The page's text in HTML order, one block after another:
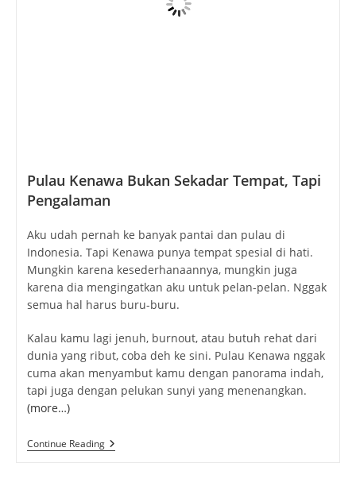
semua hal harus buru-buru.
Kalau kamu lagi jenuh, burnout, atau butuh rehat dari
cuma akan menyambut kamu dengan panorama indah,
tapi juga dengan pelukan sunyi yang menenangkan.
(more…)
Continue Reading Pulau
Surga
Kecil
Yang
Bikin
Susah
Move